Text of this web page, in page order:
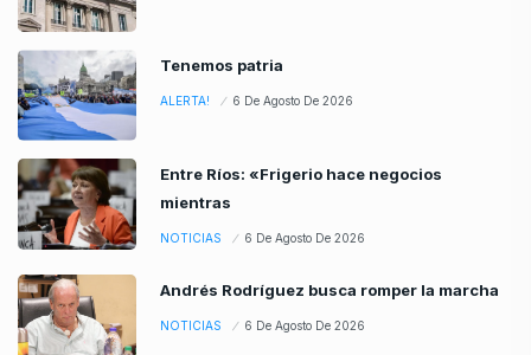
Tenemos patria
ALERTA! 6 De Agosto De 2026
Entre Ríos: «Frigerio hace negocios
mientras
NOTICIAS 6 De Agosto De 2026
Andrés Rodríguez busca romper la marcha
NOTICIAS 6 De Agosto De 2026